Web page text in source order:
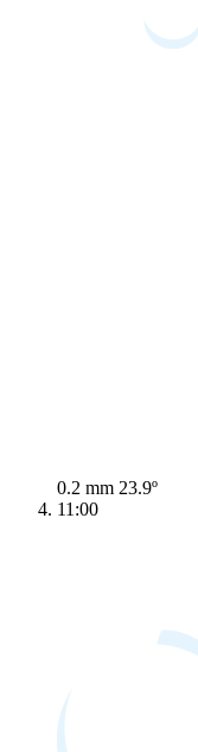
0.2 mm 23.9º
11:00